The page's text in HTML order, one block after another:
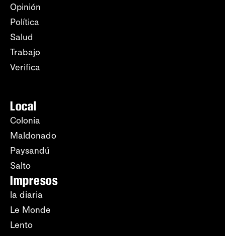
Opinión
Política
Salud
Trabajo
Verifica
Local
Colonia
Maldonado
Paysandú
Salto
Impresos
la diaria
Le Monde
Lento